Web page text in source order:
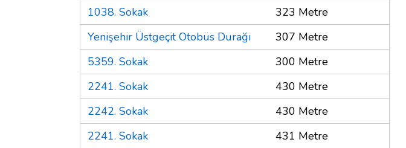
1038. Sokak
323 Metre
Yenişehir Üstgeçit Otobüs Durağı
307 Metre
5359. Sokak
300 Metre
2241. Sokak
430 Metre
2242. Sokak
430 Metre
2241. Sokak
431 Metre